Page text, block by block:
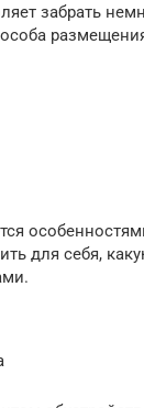
забрать
для себя,